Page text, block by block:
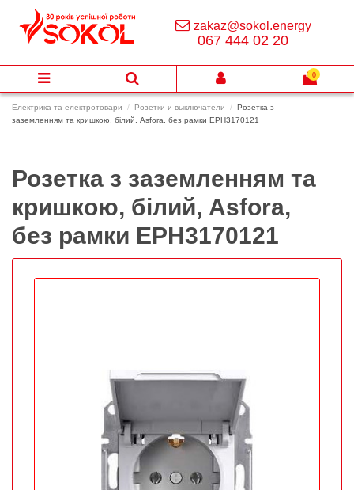
Електрика та електротовари Розетки и выключатели
Розетка з
заземленням та кришкою, білий, Asfora, без рамки EPH3170121
Розетка з заземленням та
кришкою, білий, Asfora,
без рамки EPH3170121
zakaz@sokol.energy
067 444 02 20
0